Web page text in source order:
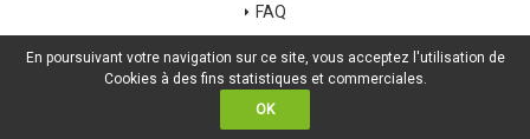
FAQ
Déconnexion
En poursuivant votre navigation sur ce site, vous acceptez l'utilisation de
Cookies à des fins statistiques et commerciales.
OK